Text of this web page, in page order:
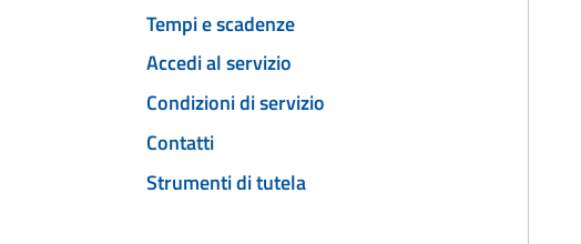
Tempi e scadenze
Accedi al servizio
Condizioni di servizio
Contatti
Strumenti di tutela